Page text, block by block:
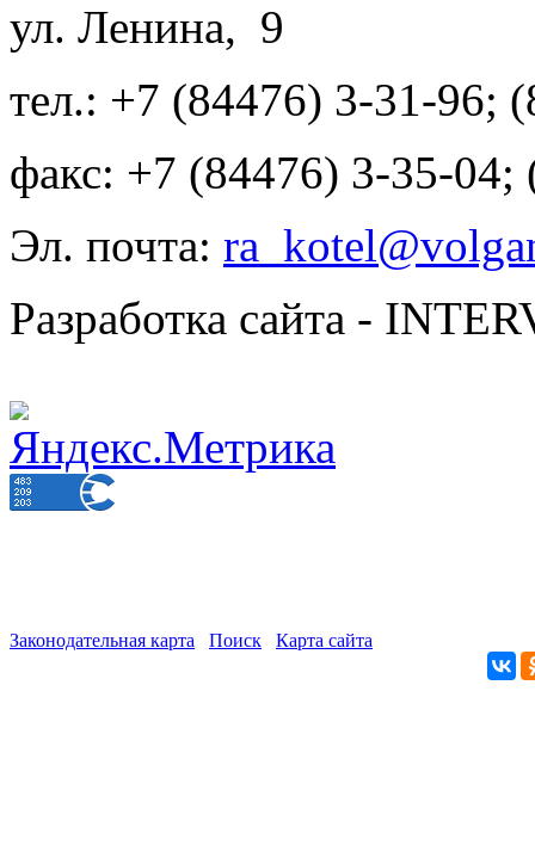
ул. Ленина, 9
тел.: +7 (84476) 3-31-96;
факс: +7 (84476) 3-35-04;
Эл. почта:
Разработка сайта -
Законодательная карта Поиск Карта сайта